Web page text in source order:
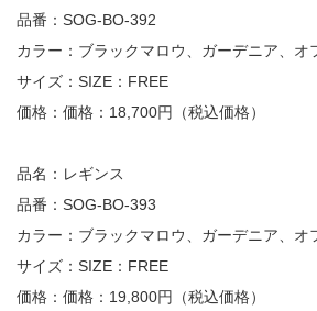
品番：SOG-BO-392
カラー：ブラックマロウ、ガーデニア、オ
サイズ：SIZE：FREE
価格：価格：18,700円（税込価格）
品名：レギンス
品番：SOG-BO-393
カラー：ブラックマロウ、ガーデニア、オ
サイズ：SIZE：FREE
価格：価格：19,800円（税込価格）